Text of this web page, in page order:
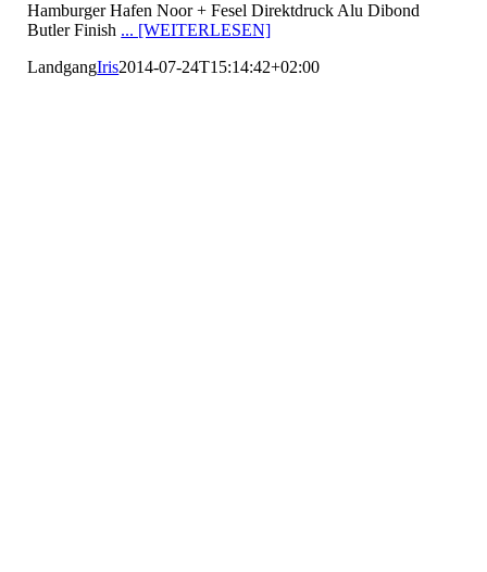
Hamburger Hafen Noor + Fesel Direktdruck Alu Dibond
Butler Finish ... [WEITERLESEN]
LandgangIris2014-07-24T15:14:42+02:00